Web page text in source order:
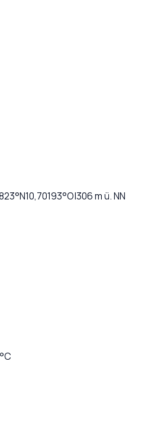
°N10,70193°O|306m ü. NN
°C